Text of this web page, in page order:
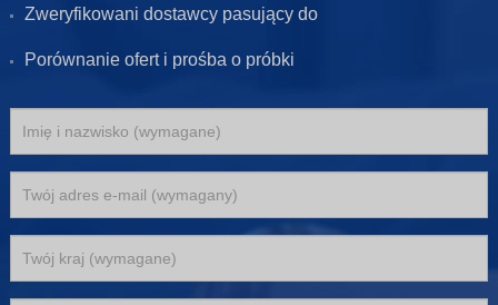
Zweryfikowani dostawcy pasujący do
Porównanie ofert i prośba o próbki